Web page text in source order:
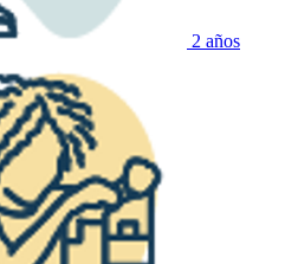
2 años